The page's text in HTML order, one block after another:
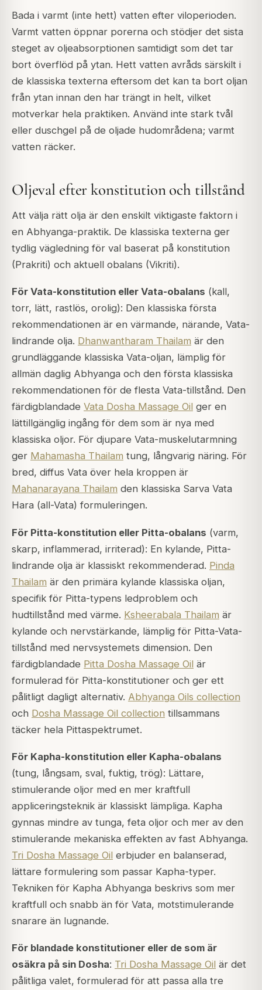
Bada i varmt (inte hett) vatten efter viloperioden.
Varmt vatten öppnar porerna och stödjer det sista
steget av oljeabsorptionen samtidigt som det tar
bort överflöd på ytan. Hett vatten avråds särskilt i
de klassiska texterna eftersom det kan ta bort oljan
från ytan innan den har trängt in helt, vilket
motverkar hela praktiken. Använd inte stark tvål
eller duschgel på de oljade hudområdena; varmt
vatten räcker.
Oljeval efter konstitution och tillstånd
Att välja rätt olja är den enskilt viktigaste faktorn i
en Abhyanga-praktik. De klassiska texterna ger
tydlig vägledning för val baserat på konstitution
(Prakriti) och aktuell obalans (Vikriti).
För Vata-konstitution eller Vata-obalans (kall,
torr, lätt, rastlös, orolig): Den klassiska första
rekommendationen är en värmande, närande, Vata-
lindrande olja. Dhanwantharam Thailam är den
grundläggande klassiska Vata-oljan, lämplig för
allmän daglig Abhyanga och den första klassiska
rekommendationen för de flesta Vata-tillstånd. Den
färdigblandade Vata Dosha Massage Oil ger en
lättillgänglig ingång för dem som är nya med
klassiska oljor. För djupare Vata-muskelutarmning
ger Mahamasha Thailam tung, långvarig näring. För
bred, diffus Vata över hela kroppen är
Mahanarayana Thailam den klassiska Sarva Vata
Hara (all-Vata) formuleringen.
För Pitta-konstitution eller Pitta-obalans (varm,
skarp, inflammerad, irriterad): En kylande, Pitta-
lindrande olja är klassiskt rekommenderad. Pinda
Thailam är den primära kylande klassiska oljan,
specifik för Pitta-typens ledproblem och
hudtillstånd med värme. Ksheerabala Thailam är
kylande och nervstärkande, lämplig för Pitta-Vata-
tillstånd med nervsystemets dimension. Den
färdigblandade Pitta Dosha Massage Oil är
formulerad för Pitta-konstitutioner och ger ett
pålitligt dagligt alternativ. Abhyanga Oils collection
och Dosha Massage Oil collection tillsammans
täcker hela Pittaspektrumet.
För Kapha-konstitution eller Kapha-obalans
(tung, långsam, sval, fuktig, trög): Lättare,
stimulerande oljor med en mer kraftfull
appliceringsteknik är klassiskt lämpliga. Kapha
gynnas mindre av tunga, feta oljor och mer av den
stimulerande mekaniska effekten av fast Abhyanga.
Tri Dosha Massage Oil erbjuder en balanserad,
lättare formulering som passar Kapha-typer.
Tekniken för Kapha Abhyanga beskrivs som mer
kraftfull och snabb än för Vata, motstimulerande
snarare än lugnande.
För blandade konstitutioner eller de som är
osäkra på sin Dosha: Tri Dosha Massage Oil är det
pålitliga valet, formulerad för att passa alla tre